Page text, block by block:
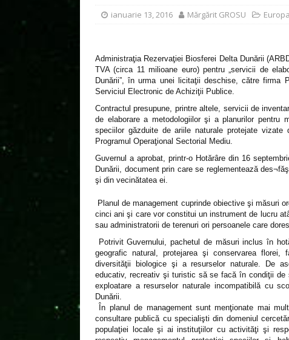
ianuarie 13, 2016 Mărgărit GROSU Europa
Administraţia Rezervaţiei Biosferei Delta Dunării
TVA (circa 11 milioane euro) pentru „servicii de
Dunării”, în urma unei licitaţii deschise, către firma
Serviciul Electronic de Achiziţii Publice.
Contractul presupune, printre altele, servicii de
de elaborare a metodologiilor şi a planurilor pentru
speciilor găzduite de ariile naturale protejate
Programul Operaţional Sectorial Mediu.
Guvernul a aprobat, printr-o Hotărâre din 16
Dunării, document prin care se reglementează
şi din vecinătatea ei.
Planul de management cuprinde obiective şi măsuri
cinci ani şi care vor constitui un instrument de lucru
sau administratorii de terenuri ori persoanele care
Potrivit Guvernului, pachetul de măsuri inclus în
geografic natural, protejarea şi conservarea florei,
diversităţii biologice şi a resurselor naturale. De
educativ, recreativ şi turistic să se facă în condiţii
exploatare a resurselor naturale incompatibilă cu
Dunării.
În planul de management sunt menţionate mai
consultare publică cu specialişti din domeniul
populaţiei locale şi ai instituţiilor cu activităţi şi